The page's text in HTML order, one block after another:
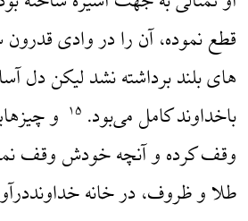
قطع نموده، آن را در وادی قدرون
های بلند برداشته نشد لیکن دل
باخداوند کامل می‌بود. ۱۵ و
وقف کرده و آنچه خودش وقف
طلا و ظروف، در خانه